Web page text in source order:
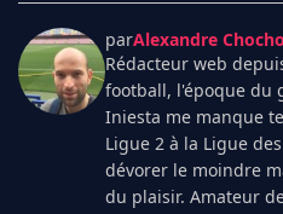
parAlexandre
Rédacteur web
football, l'époque du
Iniesta me manque
Ligue 2 à la Ligue
dévorer le moindre
du plaisir. Amateur